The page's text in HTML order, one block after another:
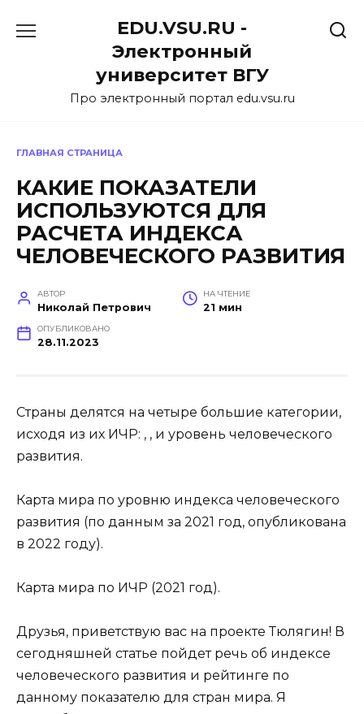
EDU.VSU.RU -
Электронный
университет ВГУ
Про электронный портал edu.vsu.ru
ГЛАВНАЯ СТРАНИЦА
КАКИЕ ПОКАЗАТЕЛИ
ИСПОЛЬЗУЮТСЯ ДЛЯ
РАСЧЕТА ИНДЕКСА
ЧЕЛОВЕЧЕСКОГО РАЗВИТИЯ
АВТОР
Николай Петрович
НА ЧТЕНИЕ
21 мин
ОПУБЛИКОВАНО
28.11.2023
Страны делятся на четыре большие категории,
исходя из их ИЧР: , , и уровень человеческого
развития.
Карта мира по уровню индекса человеческого
развития (по данным за 2021 год, опубликована
в 2022 году).
Карта мира по ИЧР (2021 год).
Друзья, приветствую вас на проекте Тюлягин! В
сегодняшней статье пойдет речь об индексе
человеческого развития и рейтинге по
данному показателю для стран мира. Я